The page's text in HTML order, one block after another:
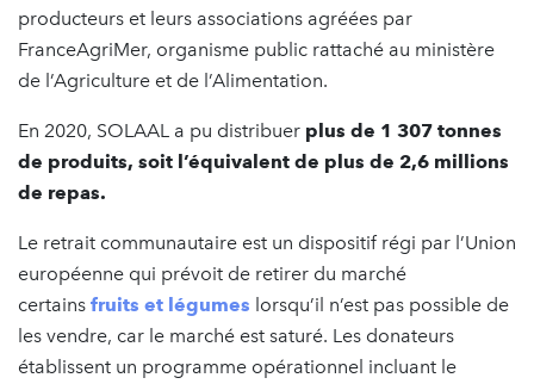
producteurs et leurs associations agréées par
FranceAgriMer, organisme public rattaché au ministère
de l’Agriculture et de l’Alimentation.
En 2020, SOLAAL a pu distribuer plus de 1 307 tonnes
de produits, soit l’équivalent de plus de 2,6 millions
de repas.
Le retrait communautaire est un dispositif régi par l’Union
européenne qui prévoit de retirer du marché
certains fruits et légumes lorsqu’il n’est pas possible de
les vendre, car le marché est saturé. Les donateurs
établissent un programme opérationnel incluant le